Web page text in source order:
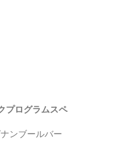
プログラムスペ
ンブールバー